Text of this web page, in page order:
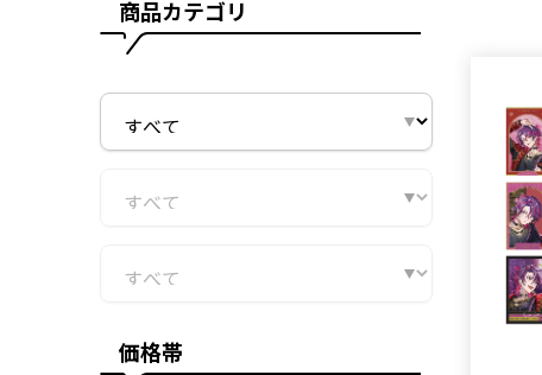
商品カテゴリ
価格帯